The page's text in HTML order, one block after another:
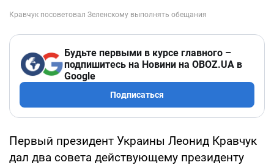
Будьте первыми в курсе главного –
подпишитесь на Новини на OBOZ.UA в
Google
Подписаться
Первый президент Украины Леонид Кравчук
дал два совета действующему президенту